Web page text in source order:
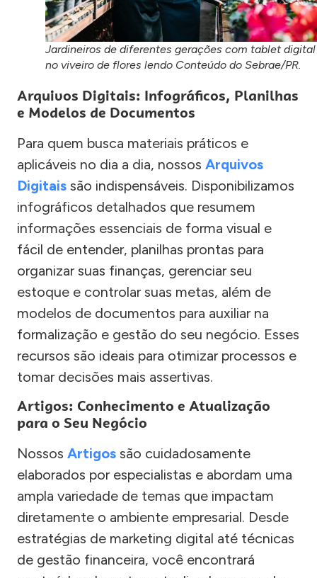
Jardineiros de diferentes gerações com tablet digital
no viveiro de flores lendo Conteúdo do Sebrae/PR.
Arquivos Digitais: Infográficos, Planilhas
e Modelos de Documentos
Para quem busca materiais práticos e
aplicáveis no dia a dia, nossos Arquivos
Digitais são indispensáveis. Disponibilizamos
infográficos detalhados que resumem
informações essenciais de forma visual e
fácil de entender, planilhas prontas para
organizar suas finanças, gerenciar seu
estoque e controlar suas metas, além de
modelos de documentos para auxiliar na
formalização e gestão do seu negócio. Esses
recursos são ideais para otimizar processos e
tomar decisões mais assertivas.
Artigos: Conhecimento e Atualização
para o Seu Negócio
Nossos Artigos são cuidadosamente
elaborados por especialistas e abordam uma
ampla variedade de temas que impactam
diretamente o ambiente empresarial. Desde
estratégias de marketing digital até técnicas
de gestão financeira, você encontrará